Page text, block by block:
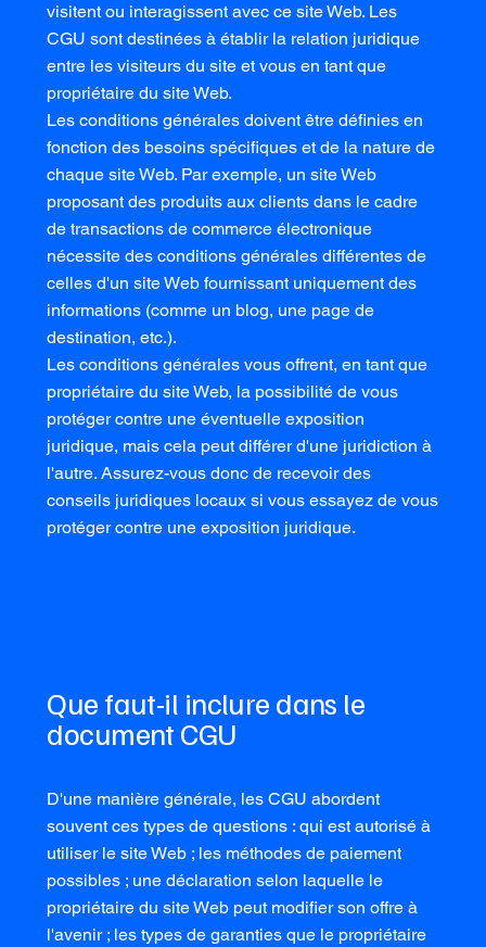
visitent ou interagissent avec ce site Web. Les
CGU sont destinées à établir la relation juridique
entre les visiteurs du site et vous en tant que
propriétaire du site Web.
Les conditions générales doivent être définies en
fonction des besoins spécifiques et de la nature de
chaque site Web. Par exemple, un site Web
proposant des produits aux clients dans le cadre
de transactions de commerce électronique
nécessite des conditions générales différentes de
celles d'un site Web fournissant uniquement des
informations (comme un blog, une page de
destination, etc.).
Les conditions générales vous offrent, en tant que
propriétaire du site Web, la possibilité de vous
protéger contre une éventuelle exposition
juridique, mais cela peut différer d'une juridiction à
l'autre. Assurez-vous donc de recevoir des
conseils juridiques locaux si vous essayez de vous
protéger contre une exposition juridique.
Que faut-il inclure dans le
document CGU
D'une manière générale, les CGU abordent
souvent ces types de questions : qui est autorisé à
utiliser le site Web ; les méthodes de paiement
possibles ; une déclaration selon laquelle le
propriétaire du site Web peut modifier son offre à
l'avenir ; les types de garanties que le propriétaire